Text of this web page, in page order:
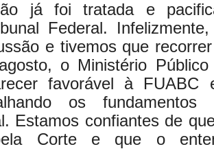
já foi tratada e
Federal.
e tivemos que
o Ministério
favorável à
os fundamentos
Estamos confiantes de
Corte e que o